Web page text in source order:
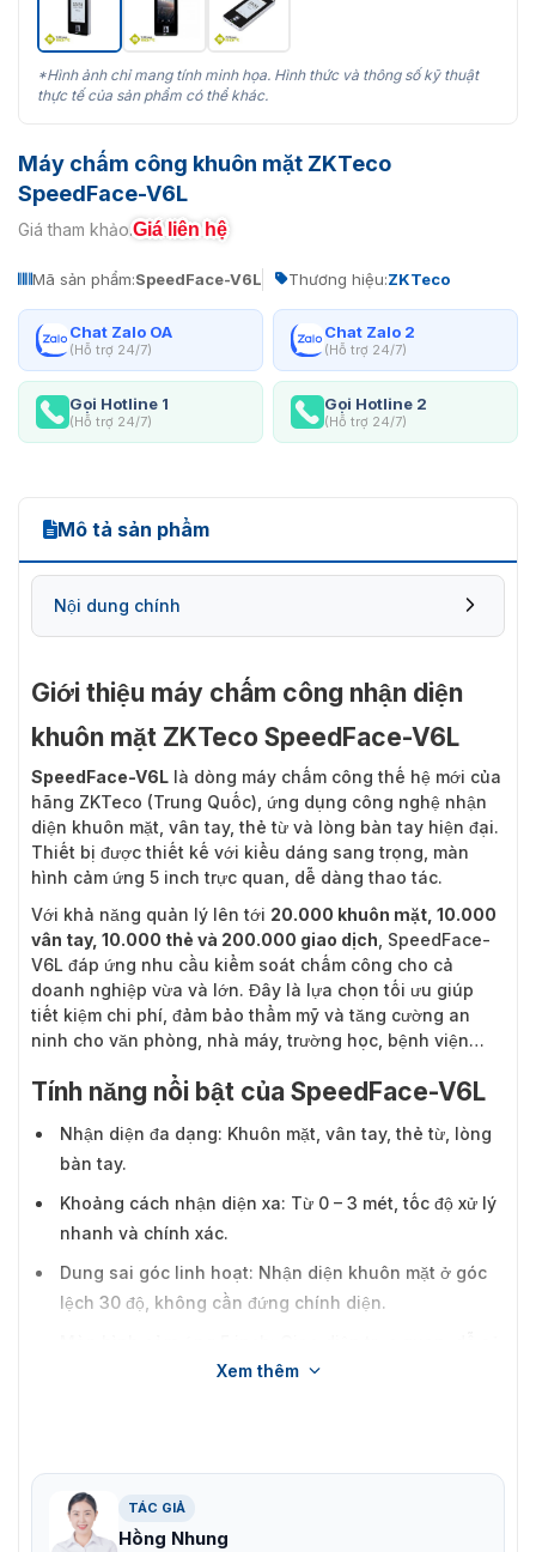
*Hình ảnh chỉ mang tính minh họa. Hình thức và thông số kỹ thuật
thực tế của sản phẩm có thể khác.
Máy chấm công khuôn mặt ZKTeco
SpeedFace-V6L
Giá tham khảo:Giá liên hệ
Mã sản phẩm:SpeedFace-V6L Thương hiệu:ZKTeco
Chat Zalo OA
(Hỗ trợ 24/7)
Chat Zalo 2
(Hỗ trợ 24/7)
Gọi Hotline 1
(Hỗ trợ 24/7)
Gọi Hotline 2
(Hỗ trợ 24/7)
Mô tả sản phẩm
Nội dung chính
Giới thiệu máy chấm công nhận diện
khuôn mặt ZKTeco SpeedFace-V6L
SpeedFace-V6L là dòng máy chấm công thế hệ mới của
hãng ZKTeco (Trung Quốc), ứng dụng công nghệ nhận
diện khuôn mặt, vân tay, thẻ từ và lòng bàn tay hiện đại.
Thiết bị được thiết kế với kiểu dáng sang trọng, màn
hình cảm ứng 5 inch trực quan, dễ dàng thao tác.
Với khả năng quản lý lên tới 20.000 khuôn mặt, 10.000
vân tay, 10.000 thẻ và 200.000 giao dịch , SpeedFace-
V6L đáp ứng nhu cầu kiểm soát chấm công cho cả
doanh nghiệp vừa và lớn. Đây là lựa chọn tối ưu giúp
tiết kiệm chi phí, đảm bảo thẩm mỹ và tăng cường an
ninh cho văn phòng, nhà máy, trường học, bệnh viện…
Tính năng nổi bật của SpeedFace-V6L
Nhận diện đa dạng: Khuôn mặt, vân tay, thẻ từ, lòng
bàn tay.
Khoảng cách nhận diện xa: Từ 0 – 3 mét, tốc độ xử lý
nhanh và chính xác.
Dung sai góc linh hoạt: Nhận diện khuôn mặt ở góc
lệch 30 độ, không cần đứng chính diện.
dụng cho cả nhân viên và quản trị viên.
ZKBiosecurity, dễ dàng quản lý người dùng và báo
cáo chấm công.
Xem thêm
TÁC GIẢ
Hồng Nhung